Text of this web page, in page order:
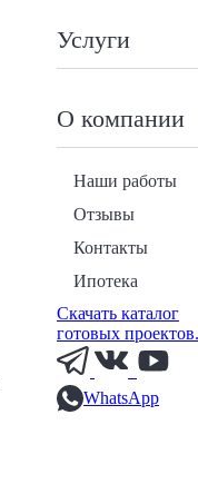
Услуги
О компании
Наши работы
Отзывы
Контакты
Ипотека
Скачать каталог
готовых
WhatsApp